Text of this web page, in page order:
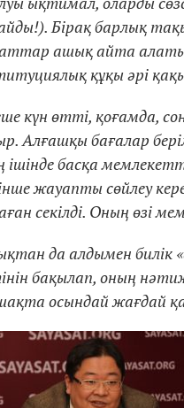
Бірақ барлық
ашық айта
құқы әрі
күн өтті, қоғамда,
Алғашқы бағалар
ішінде басқа
жауапты сөйлеу
секілді. Оның өзі
да алдымен билік
бақылап, оның
осындай жағдай